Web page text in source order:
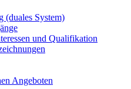
(duales System)
und Qualifikation
Angeboten